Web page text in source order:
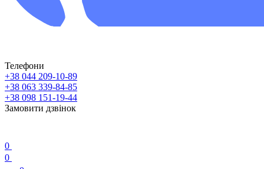
Телефони
+38 044 209-10-89
+38 063 339-84-85
+38 098 151-19-44
Замовити дзвінок
0
0